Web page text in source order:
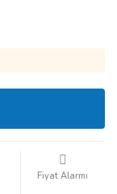
Fiyat Alarmı